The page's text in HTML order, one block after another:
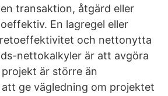
transaktion, åtgärd eller
En lagregel eller
och nettonytta
nettokalkyler är att avgöra
är större än
ge vägledning om projektet